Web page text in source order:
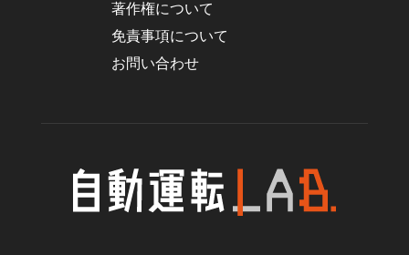
著作権について
免責事項について
お問い合わせ